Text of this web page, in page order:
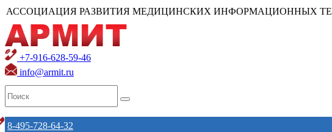
АССОЦИАЦИЯ РАЗВИТИЯ МЕДИЦИНСКИХ ИНФОРМАЦИОННЫХ
+7-916-628-59-46
info@armit.ru
8-495-728-64-32